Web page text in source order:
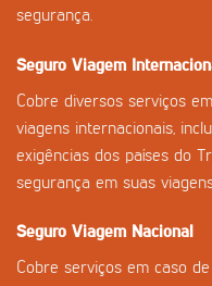
segurança.
Seguro Viagem
Cobre diversos serviços
viagens internacionais,
exigências dos países do
segurança em suas
Seguro Viagem Nacional
Cobre serviços em caso